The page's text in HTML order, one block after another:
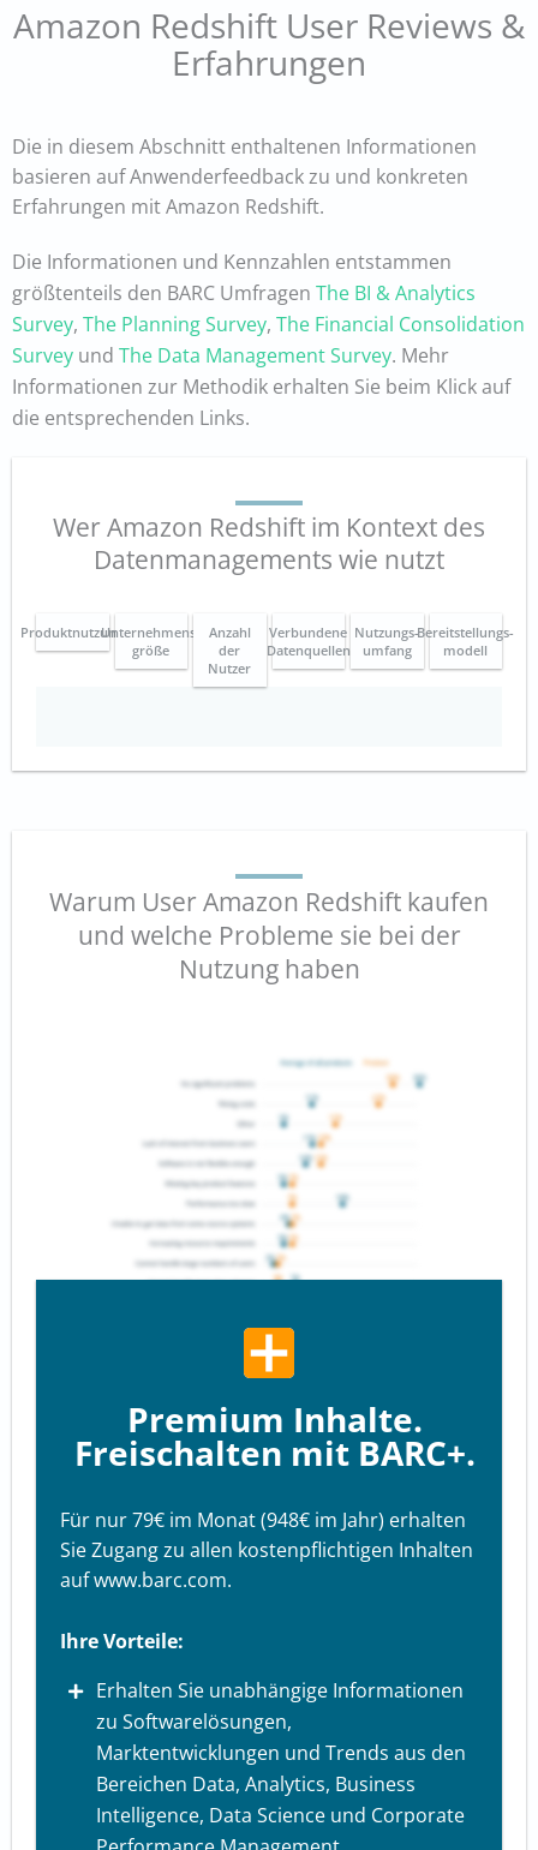
Amazon Redshift User Reviews &
Erfahrungen
Die in diesem Abschnitt enthaltenen Informationen
basieren auf Anwenderfeedback zu und konkreten
Erfahrungen mit Amazon Redshift.
Die Informationen und Kennzahlen entstammen
größtenteils den BARC Umfragen The BI & Analytics
Survey, The Planning Survey, The Financial Consolidation
Survey und The Data Management Survey. Mehr
Informationen zur Methodik erhalten Sie beim Klick auf
die entsprechenden Links.
Wer Amazon Redshift im Kontext des
Datenmanagements wie nutzt
ProduktnutzungUnternehmens-
größe
Anzahl
der
Nutzer
Verbundene
Datenquellen
Nutzungs-
umfang
Bereitstellungs-
modell
Warum User Amazon Redshift kaufen
und welche Probleme sie bei der
Nutzung haben
Premium Inhalte.
Freischalten mit BARC+.
Für nur 79€ im Monat (948€ im Jahr) erhalten
Sie Zugang zu allen kostenpflichtigen Inhalten
auf www.barc.com.
Ihre Vorteile:
Erhalten Sie unabhängige Informationen
zu Softwarelösungen,
Marktentwicklungen und Trends aus den
Bereichen Data, Analytics, Business
Intelligence, Data Science und Corporate